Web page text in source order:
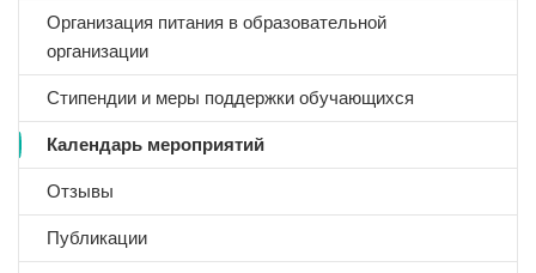
Организация питания в образовательной
организации
Стипендии и меры поддержки обучающихся
Календарь мероприятий
Отзывы
Публикации